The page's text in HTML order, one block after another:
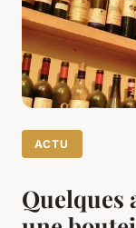
ACTU
Quelques